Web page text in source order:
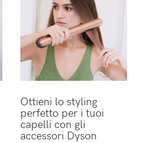
Ottieni lo styling
perfetto per i tuoi
capelli con gli
accessori Dyson